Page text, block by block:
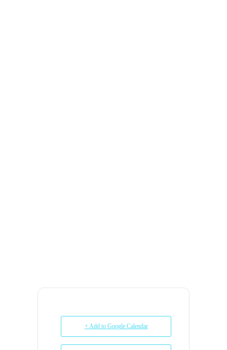
+ Add to Google Calendar